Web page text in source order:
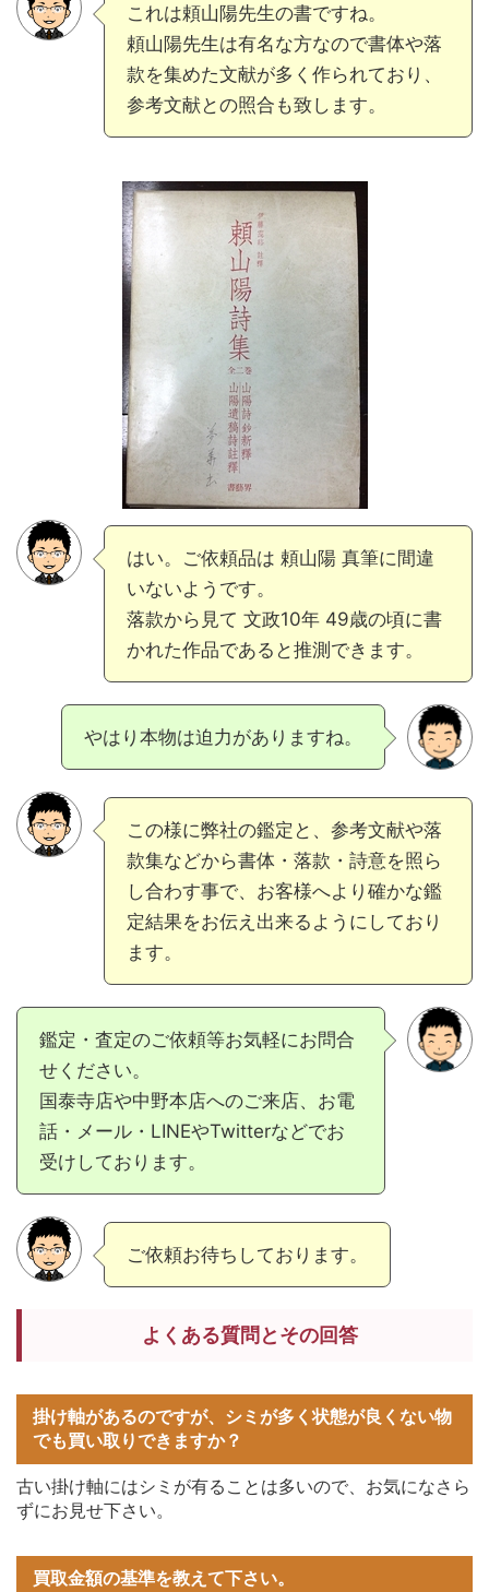
これは頼山陽先生の書ですね。
頼山陽先生は有名な方なので書体や落
款を集めた文献が多く作られており、
参考文献との照合も致します。
はい。ご依頼品は 頼山陽 真筆に間違
いないようです。
落款から見て 文政10年 49歳の頃に書
かれた作品であると推測できます。
やはり本物は迫力がありますね。
この様に弊社の鑑定と、参考文献や落
款集などから書体・落款・詩意を照ら
し合わす事で、お客様へより確かな鑑
定結果をお伝え出来るようにしており
ます。
鑑定・査定のご依頼等お気軽にお問合
せください。
国泰寺店や中野本店へのご来店、お電
話・メール・LINEやTwitterなどでお
受けしております。
ご依頼お待ちしております。
よくある質問とその回答
掛け軸があるのですが、シミが多く状態が良くない物
でも買い取りできますか？
古い掛け軸にはシミが有ることは多いので、お気になさら
ずにお見せ下さい。
買取金額の基準を教えて下さい。